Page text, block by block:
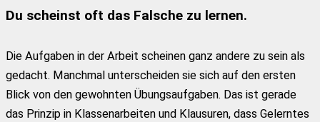
Du scheinst oft das Falsche zu lernen.
Die Aufgaben in der Arbeit scheinen ganz andere zu sein als
gedacht. Manchmal unterscheiden sie sich auf den ersten
Blick von den gewohnten Übungsaufgaben. Das ist gerade
das Prinzip in Klassenarbeiten und Klausuren, dass Gelerntes